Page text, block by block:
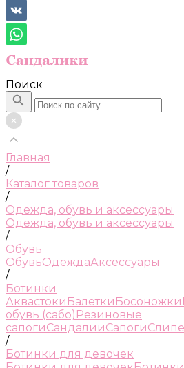
Поиск
Главная
/
Каталог товаров
/
Одежда, обувь и аксессуары
Одежда, обувь и аксессуары
/
Обувь
ОбувьОдеждаАксессуары
/
Ботинки
Аквастоки Балетки Босоножки
обувь (сабо) Резиновые
сапогиСандалииСапоги
/
Ботинки для девочек